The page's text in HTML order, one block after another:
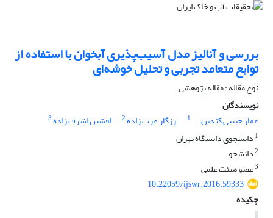
بررسی و آنالیز مدل آسیب‌پذیری آبخوان با استفاده از
توابع متعامد تجربی و تحلیل خوشه‌ای
نوع مقاله : مقاله پژوهشی
نویسندگان
عمار حبیبی کندبن
1 رزگار عرب زاده2 افشین اشرف زاده3
1 دانشجوی دانشگاه تهران
2دانشجو
3عضو هیئت علمی
10.22059/ijswr.2016.59333
چکیده